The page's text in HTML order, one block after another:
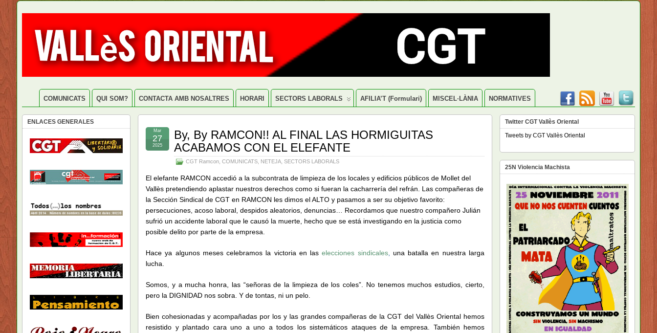
COMUNICATS QUI SOM? CONTACTA AMB NOSALTRES HORARI SECTORS LABORALS AFILIA’T (formulari) MISCEL·LÀNIA NORMATIVES
By, By RAMCON!! AL FINAL LAS HORMIGUITAS
ACABAMOS CON EL ELEFANTE
CGT Ramcon COMUNICATS NETEJA SECTORS LABORALS
Mar
27
2025
El elefante RAMCON accedió a la subcontrata de limpieza de los locales y edificios públicos de Mollet del
Vallès pretendiendo aplastar nuestros derechos como si fueran la cacharrería del refrán. L as compañeras de
la Sección Sindical de CGT en RAMCON les dimos el ALTO y pasamos a ser su objetivo favorito:
persecuciones, acoso laboral, despidos aleatorios, denuncias… Recordamos que nuestro compañero Julián
sufrió un accidente laboral que le causó la muerte, hecho que se está investigando en la justicia como
posible delito por parte de la empresa.
Hace ya algunos meses celebramos la victoria en laselecciones sindicales,
una batalla en nuestra larga
lucha.
Somos, y a mucha honra, las “señoras de la limpieza de los coles”. No tenemos muchos estudios, cierto,
pero la DIGNIDAD nos sobra. Y de tontas, ni un pelo.
Bien cohesionadas y acompañadas por los y las grandes compañeras de la CGT del Vallès Oriental hemos
resistido y plantado cara uno a uno a todos los sistemáticos ataques de la empresa. También hemos
ENLACES GENERALES
Twitter CGT Vallès Oriental
Tweets by CGT Vallès Oriental
25N Violencia Machista